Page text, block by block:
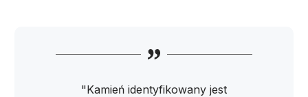
"Kamień identyfikowany jest